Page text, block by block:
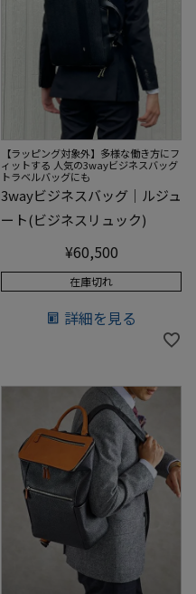
【ラッピング対象外】多様な働き方にフ
ィットする 人気の3wayビジネスバッグ
トラベルバッグにも
3wayビジネスバッグ｜ルジュ
ート(ビジネスリュック)
¥60,500
在庫切れ
詳細を見る